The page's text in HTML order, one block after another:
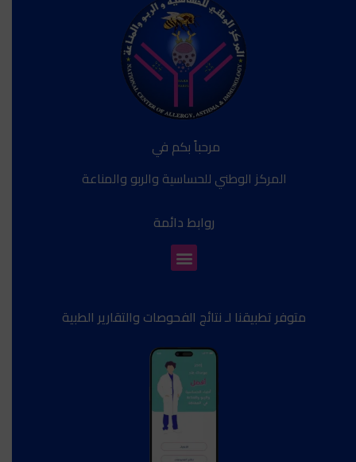
مرحباً بكم في
المركز الوطني للحساسية والربو والمناعة
روابط دائمة
متوفر تطبيقنا لـ نتائج الفحوصات والتقارير الطبية